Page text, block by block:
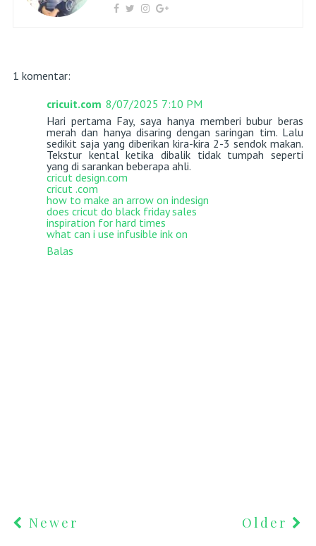
1 komentar:
cricuit.com 8/07/2025 7:10 PM
Hari pertama Fay, saya hanya memberi bubur beras
merah dan hanya disaring dengan saringan tim. Lalu
sedikit saja yang diberikan kira-kira 2-3 sendok makan.
Tekstur kental ketika dibalik tidak tumpah seperti
yang di sarankan beberapa ahli.
cricut design.com
cricut .com
how to make an arrow on indesign
does cricut do black friday sales
inspiration for hard times
what can i use infusible ink on
Balas
Newer Older